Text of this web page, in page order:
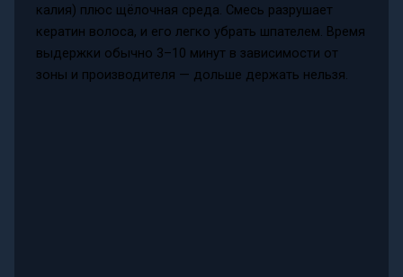
калия) плюс щёлочная среда. Смесь разрушает
кератин волоса, и его легко убрать шпателем. Время
выдержки обычно 3–10 минут в зависимости от
зоны и производителя — дольше держать нельзя.